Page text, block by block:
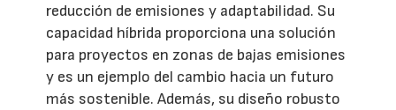
reducción de emisiones y adaptabilidad. Su
capacidad híbrida proporciona una solución
para proyectos en zonas de bajas emisiones
y es un ejemplo del cambio hacia un futuro
más sostenible. Además, su diseño robusto